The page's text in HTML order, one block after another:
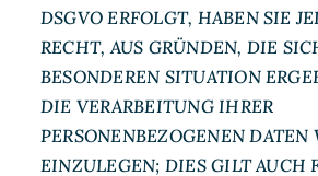
DSGVO ERFOLGT, HABEN SIE
RECHT, AUS GRÜNDEN, DIE
BESONDEREN SITUATION
DIE VERARBEITUNG IHRER
PERSONENBEZOGENEN DATEN
EINZULEGEN; DIES GILT AUCH